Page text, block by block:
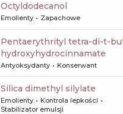
octyldodecanol
Emolienty Zapachowe
pentaerythrityl tetra-di-t-butyl
hydroxyhydrocinnamate
Antyoksydanty Konserwant
silica dimethyl silylate
Emolienty
Kontrola lepkości
Stabilizator emulsji